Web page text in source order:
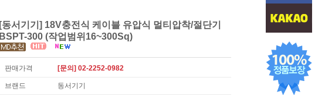
[동서기기] 18V충전식 케이블 유압식 멀티압착/절단기
BSPT-300 (작업범위16~300Sq)
판매가격 [문의] 02-2252-0982
브랜드 동서기기